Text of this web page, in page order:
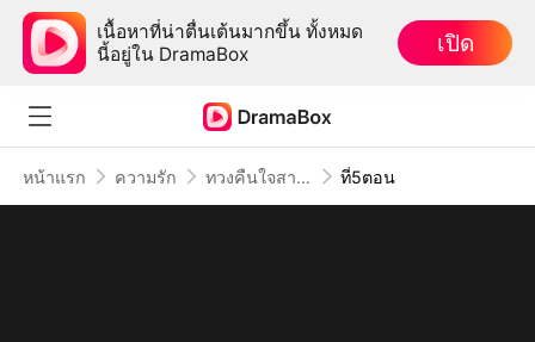
เนื้อหาที่น่าตื่นเต้นมากขึ้น ทั้งหมด
นี้อยู่ใน DramaBox
เปิด
หน้าแรก ความรัก ทวงคืนใจสามีมาดนิ่ง ที่5ตอน